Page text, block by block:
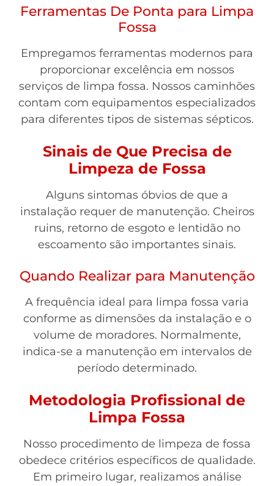
Ferramentas De Ponta para Limpa
Fossa
Empregamos ferramentas modernos para
proporcionar excelência em nossos
serviços de limpa fossa. Nossos caminhões
contam com equipamentos especializados
para diferentes tipos de sistemas sépticos.
Sinais de Que Precisa de
Limpeza de Fossa
Alguns sintomas óbvios de que a
instalação requer de manutenção. Cheiros
ruins, retorno de esgoto e lentidão no
escoamento são importantes sinais.
Quando Realizar para Manutenção
A frequência ideal para limpa fossa varia
conforme as dimensões da instalação e o
volume de moradores. Normalmente,
indica-se a manutenção em intervalos de
período determinado.
Metodologia Profissional de
Limpa Fossa
Nosso procedimento de limpeza de fossa
obedece critérios específicos de qualidade.
Em primeiro lugar, realizamos análise